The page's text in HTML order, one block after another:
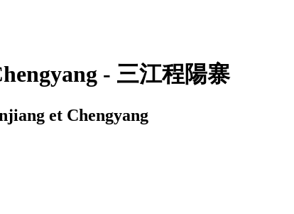
- 三江程陽寨
et Chengyang